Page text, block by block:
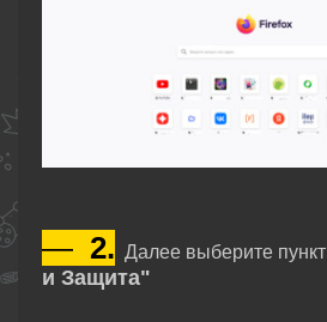
— 2. Далее выберите пункт
и Защита"